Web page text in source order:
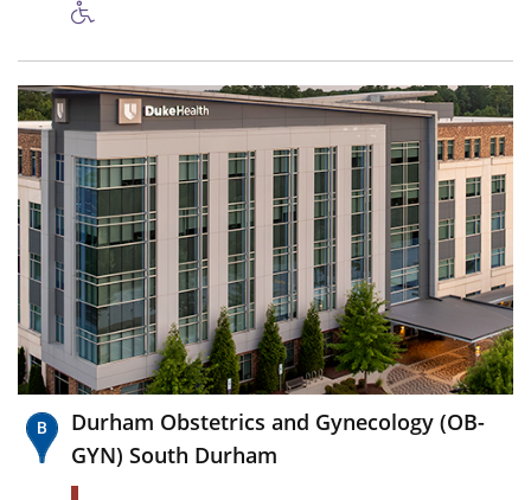
Durham Obstetrics and Gynecology (OB-
GYN) South Durham